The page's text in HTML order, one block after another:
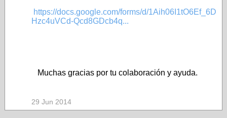
https://docs.google.com/forms/d/1Aih06I1tO6Ef_6D
Hzc4uVCd-Qcd8GDcb4q...
Muchas gracias por tu colaboración y ayuda.
29 Jun 2014